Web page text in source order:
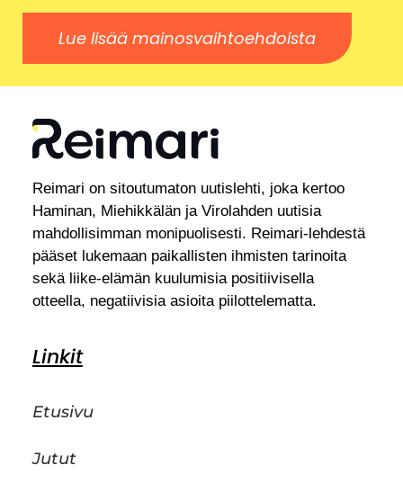
Lue lisää mainosvaihtoehdoista
Reimari on sitoutumaton uutislehti, joka kertoo
Haminan, Miehikkälän ja Virolahden uutisia
mahdollisimman monipuolisesti. Reimari-lehdestä
pääset lukemaan paikallisten ihmisten tarinoita
sekä liike-elämän kuulumisia positiivisella
otteella, negatiivisia asioita piilottelematta.
Linkit
Etusivu
Jutut